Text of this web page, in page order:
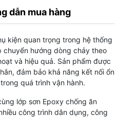
dẫn mua hàng
kiện quan trọng trong hệ thống
hướng dòng chảy theo
và hiệu quả. Sản phẩm được
đảm bảo khả năng kết nối ổn
quá trình vận hành.
lớp sơn Epoxy chống ăn
công trình dân dụng, công